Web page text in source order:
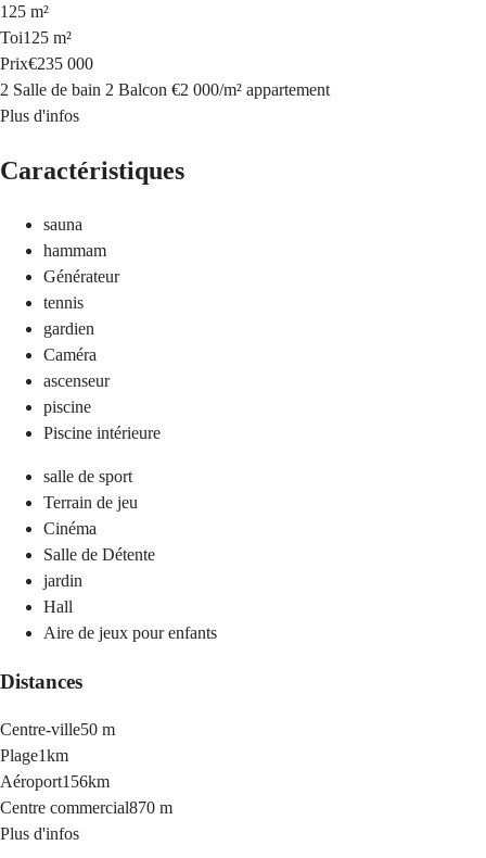
125 m²
Toi125 m²
Prix€235 000
2 Salle de bain 2 Balcon €2 000/m² appartement
Plus d'infos
Caractéristiques
sauna
hammam
Générateur
tennis
gardien
Caméra
ascenseur
piscine
Piscine intérieure
salle de sport
Terrain de jeu
Cinéma
Salle de Détente
jardin
Hall
Aire de jeux pour enfants
Distances
Centre-ville50 m
Plage1km
Aéroport156km
Centre commercial870 m
Plus d'infos